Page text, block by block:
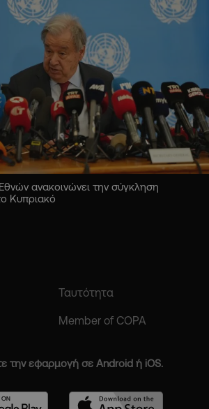
ανακοινώνει την σύγκληση
Κυπριακό
Ταυτότητα
Member of COPA
την εφαρμογή σε Android ή iOS.